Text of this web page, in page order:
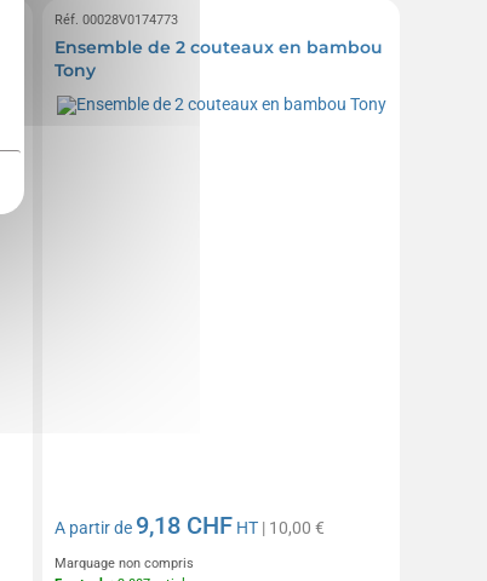
Réf. 00028V0174773
Ensemble de 2 couteaux en bambou
Tony
A partir de 9,18 CHF HT | 10,00 €
Marquage non compris